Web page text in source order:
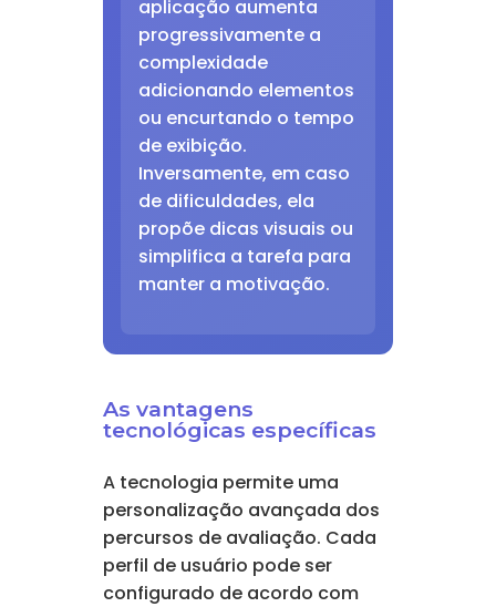
aplicação aumenta
progressivamente a
complexidade
adicionando elementos
ou encurtando o tempo
de exibição.
Inversamente, em caso
de dificuldades, ela
propõe dicas visuais ou
simplifica a tarefa para
manter a motivação.
As vantagens
tecnológicas específicas
A tecnologia permite uma
personalização avançada dos
percursos de avaliação. Cada
perfil de usuário pode ser
configurado de acordo com